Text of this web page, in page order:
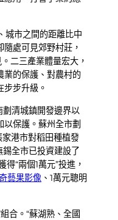
城市之間的距離比中
處可見郊野村莊，
二三產業體量宏大，
業的保護、對農村的
步升級。
劃清城鎮開發邊界以
保護。蘇州全市劃
港市對稻田種植發
全市已投資建設了
“兩個1萬元”投進，
藝果影像 、1萬元聰明
合。“蘇湖熟、全國